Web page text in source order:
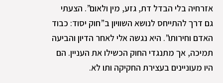
אזרחיה בלי הבדל דת, גזע, מין ולאום”. הצעתי
גם דרך להתייחס לנושא השוויון ב”חוק יסוד: כבוד
האדם וחירותו”. היא נגשה אלי לאחר הדיון והביעה
תמיכה, אך מתנגדי החוק הכשילו את העניין. הם
היו מעוניינים בעצירת החקיקה ותו לא.